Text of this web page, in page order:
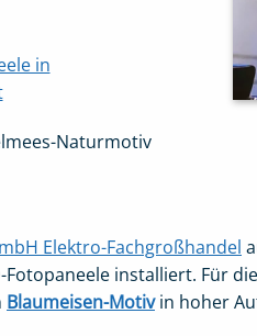
in
Naturmotiv
Elektro-Fachgroßhandel
Fotopaneele installiert. Für
Blaumeisen-Motivin hoher